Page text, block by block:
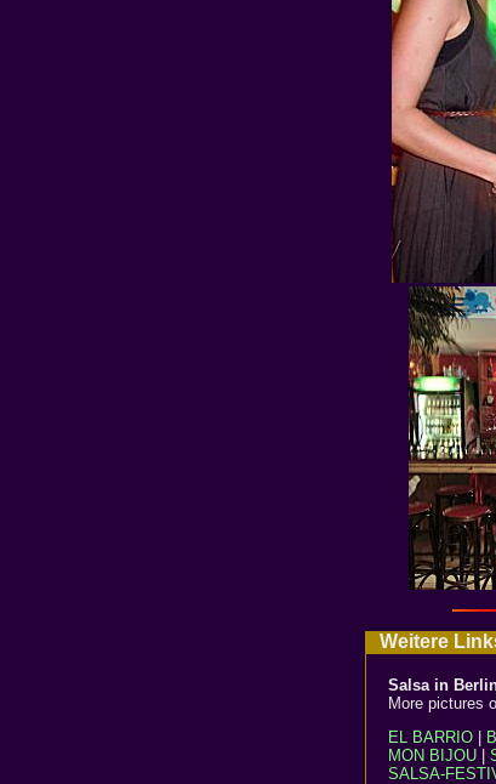
Weitere
Salsa in
More pictures
EL BARRIO
MON BIJOU
SALSA-